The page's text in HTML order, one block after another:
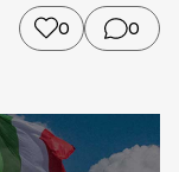
0 0